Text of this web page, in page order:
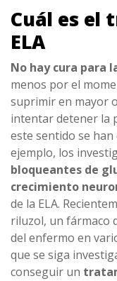
Cuál es el
ELA
No hay cura para
menos por el
suprimir en mayor
intentar detener la
este sentido se
ejemplo, los
bloqueantes de
crecimiento
de la ELA.
riluzol, un fármaco
del enfermo en
que se siga
conseguir un